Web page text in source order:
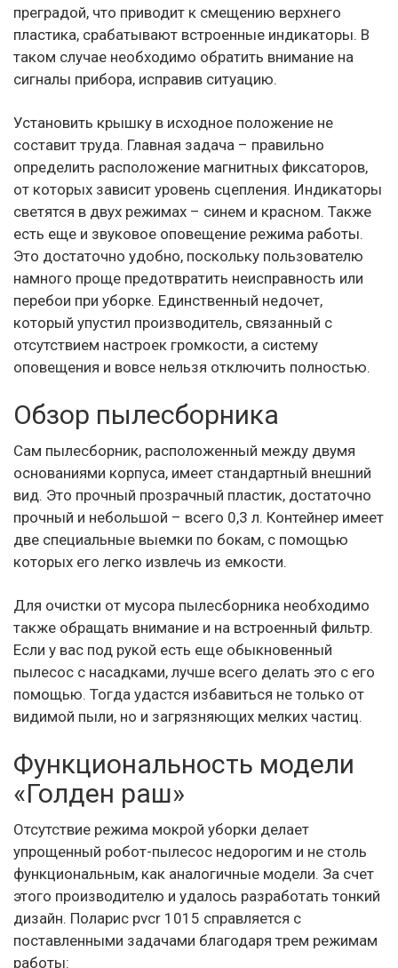
преградой, что приводит к смещению верхнего
пластика, срабатывают встроенные индикаторы. В
таком случае необходимо обратить внимание на
сигналы прибора, исправив ситуацию.
Установить крышку в исходное положение не
составит труда. Главная задача – правильно
определить расположение магнитных фиксаторов,
от которых зависит уровень сцепления. Индикаторы
светятся в двух режимах – синем и красном. Также
есть еще и звуковое оповещение режима работы.
Это достаточно удобно, поскольку пользователю
намного проще предотвратить неисправность или
перебои при уборке. Единственный недочет,
который упустил производитель, связанный с
отсутствием настроек громкости, а систему
оповещения и вовсе нельзя отключить полностью.
Обзор пылесборника
Сам пылесборник, расположенный между двумя
основаниями корпуса, имеет стандартный внешний
вид. Это прочный прозрачный пластик, достаточно
прочный и небольшой – всего 0,3 л. Контейнер имеет
две специальные выемки по бокам, с помощью
которых его легко извлечь из емкости.
Для очистки от мусора пылесборника необходимо
также обращать внимание и на встроенный фильтр.
Если у вас под рукой есть еще обыкновенный
пылесос с насадками, лучше всего делать это с его
помощью. Тогда удастся избавиться не только от
видимой пыли, но и загрязняющих мелких частиц.
Функциональность модели
«Голден раш»
Отсутствие режима мокрой уборки делает
упрощенный робот-пылесос недорогим и не столь
функциональным, как аналогичные модели. За счет
этого производителю и удалось разработать тонкий
дизайн. Поларис pvcr 1015 справляется с
поставленными задачами благодаря трем режимам
работы: